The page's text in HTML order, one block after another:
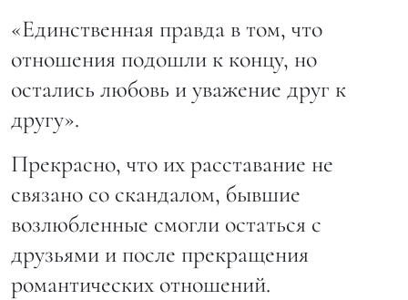
«Единственная правда в том, что
отношения подошли к концу, но
остались любовь и уважение друг к
другу».
Прекрасно, что их расставание не
связано со скандалом, бывшие
возлюбленные смогли остаться с
друзьями и после прекращения
романтических отношений.